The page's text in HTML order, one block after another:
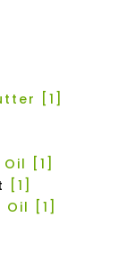
[1]
[1]
[1]
Oil [1]